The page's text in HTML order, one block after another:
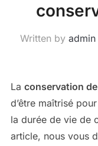
Written by admin
La conservation
d’être maîtrisé
la durée de vie de
article, nous vous